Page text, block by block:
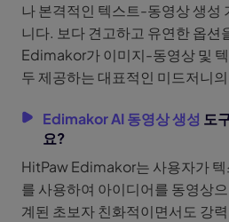
나 본격적인 텍스트-동영상 생성
니다. 보다 견고하고 유연한 옵션
Edimakor가 이미지-동영상 및
두 제공하는 대표적인 미드저니
Edimakor AI 동영상 생성 도
요?
HitPaw Edimakor는 사용자가
를 사용하여 아이디어를 동영상
계된 초보자 친화적이면서도 강